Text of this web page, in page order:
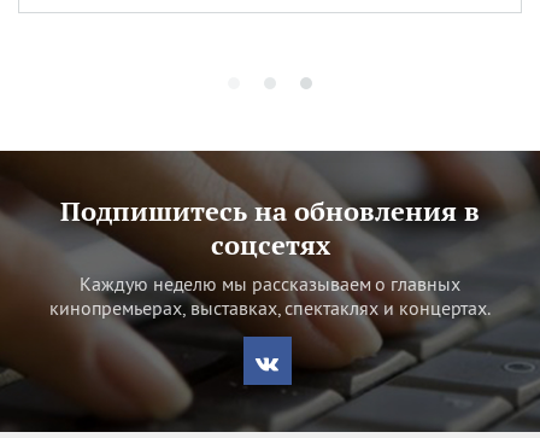
Подпишитесь на обновления в
соцсетях
Каждую неделю мы рассказываем о главных
кинопремьерах, выставках, спектаклях и концертах.